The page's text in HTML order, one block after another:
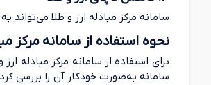
سامانه مرکز مبادله ارز و طلا
نحوه استفاده از سامانه مرکز
برای استفاده از سامانه مرکز
سامانه به‌صورت خودکار آن را بررسی